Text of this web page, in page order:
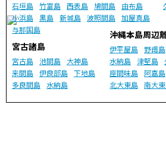
石垣島 竹富島 西表島 鳩間島
由布島
小浜島 黒島 新城島 波照間島 加屋真島
与那国島
宮古諸島
宮古島 池間島
大神島
来間島 伊良部島 下地島
多良間島 水納島
沖縄本島周辺
伊平屋島 野甫島
水納島
津堅島
座間味島
阿嘉島
北大東島
南大